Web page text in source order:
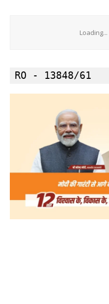
Loading...
RO - 13848/61